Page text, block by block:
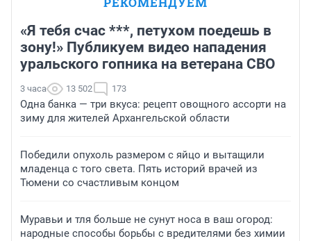
«Я тебя счас ***, петухом поедешь в
зону!» Публикуем видео нападения
уральского гопника на ветерана СВО
3 часа 13 502 173
Одна банка — три вкуса: рецепт овощного ассорти на
зиму для жителей Архангельской области
Победили опухоль размером с яйцо и вытащили
младенца с того света. Пять историй врачей из
Тюмени со счастливым концом
Муравьи и тля больше не сунут носа в ваш огород:
народные способы борьбы с вредителями без химии